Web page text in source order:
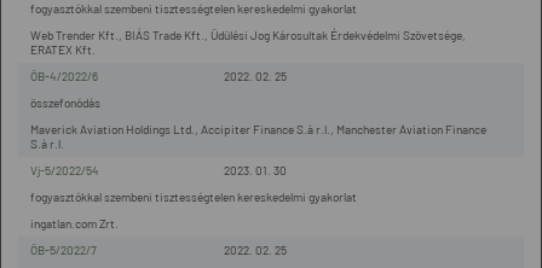
Web Trender Kft., BIÁS Trade Kft., Üdülési Jog Károsultak Érdekvédelmi Szövetsége,
ERATEX Kft.
fogyasztókkal szembeni tisztességtelen kereskedelmi gyakorlat
2022. 02. 25
ÖB-4/2022/6
Maverick Aviation Holdings Ltd., Accipiter Finance S.à r.l., Manchester Aviation Finance
S.à r.l.
összefonódás
2023. 01. 30
Vj-5/2022/54
ingatlan.com Zrt.
fogyasztókkal szembeni tisztességtelen kereskedelmi gyakorlat
2022. 02. 25
ÖB-5/2022/7